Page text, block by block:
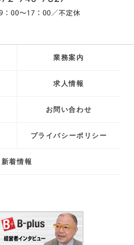
業務案内
求人情報
お問い合わせ
プライバシーポリシー
新着情報